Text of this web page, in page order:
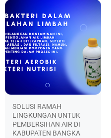
SOLUSI RAMAH
LINGKUNGAN UNTUK
PEMBERSIHAN AIR DI
KABUPATEN BANGKA